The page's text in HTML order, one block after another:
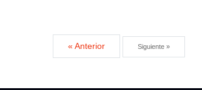
« Anterior Siguiente »